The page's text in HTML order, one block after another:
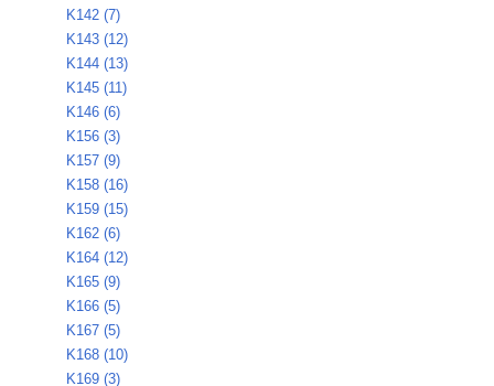
K142 (7)
K143 (12)
K144 (13)
K145 (11)
K146 (6)
K156 (3)
K157 (9)
K158 (16)
K159 (15)
K162 (6)
K164 (12)
K165 (9)
K166 (5)
K167 (5)
K168 (10)
K169 (3)